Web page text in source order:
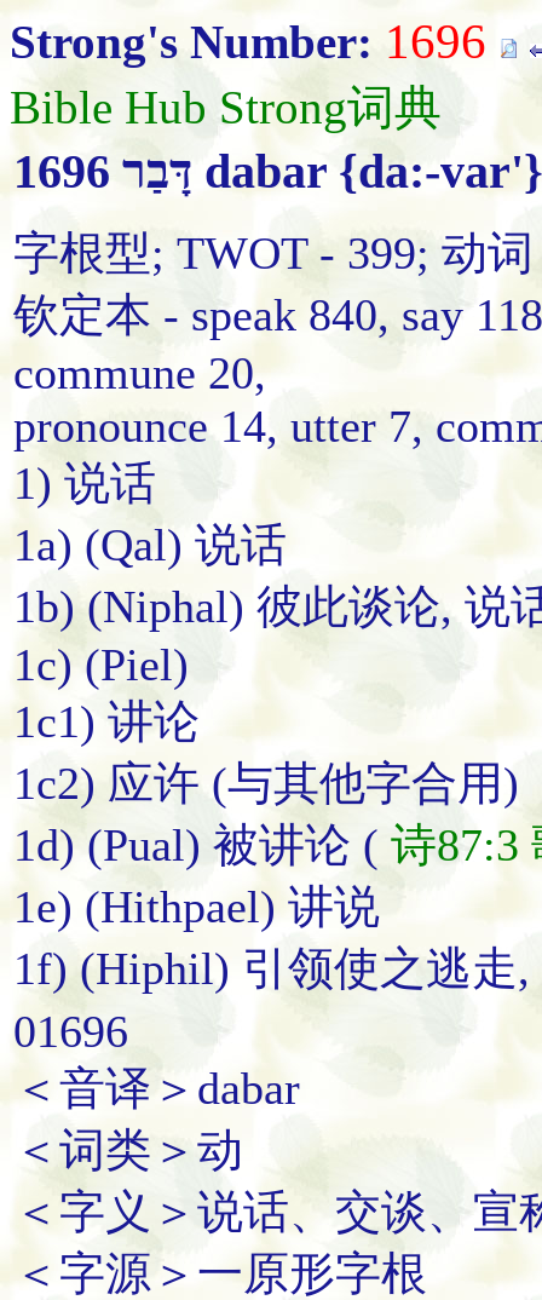
Strong's Number: 1696
Bible Hub Strong词典
1696 דָּבַר dabar {da:-var'}
字根型; TWOT - 399; 动词
钦定本 - speak 840, say
commune 20,
pronounce 14, utter 7,
1) 说话
1a) (Qal) 说话
1b) (Niphal) 彼此谈论, 说
1c) (Piel)
1c1) 讲论
1c2) 应许 (与其他字合用)
1d) (Pual) 被讲论 ( 诗87:3
1e) (Hithpael) 讲说
1f) (Hiphil) 引领使之逃走
01696
＜音译＞dabar
＜词类＞动
＜字义＞说话、交谈、
＜字源＞一原形字根